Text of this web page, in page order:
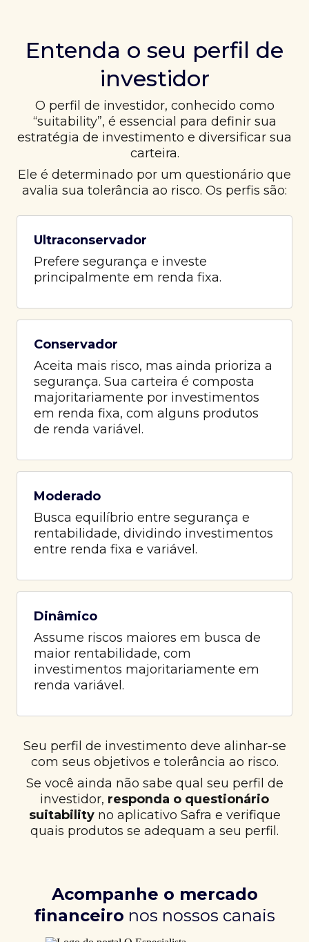
Entenda o seu perfil de
investidor
O perfil de investidor, conhecido como
“suitability”, é essencial para definir sua
estratégia de investimento e diversificar sua
carteira.
Ele é determinado por um questionário que
avalia sua tolerância ao risco. Os perfis são:
Ultraconservador
Prefere segurança e investe
principalmente em renda fixa.
Conservador
Aceita mais risco, mas ainda prioriza a
segurança. Sua carteira é composta
majoritariamente por investimentos
em renda fixa, com alguns produtos
de renda variável.
Moderado
Busca equilíbrio entre segurança e
rentabilidade, dividindo investimentos
entre renda fixa e variável.
Dinâmico
Assume riscos maiores em busca de
maior rentabilidade, com
investimentos majoritariamente em
renda variável.
Seu perfil de investimento deve alinhar-se
com seus objetivos e tolerância ao risco.
Se você ainda não sabe qual seu perfil de
investidor, responda o questionário
suitabilityno aplicativo Safra e verifique
quais produtos se adequam a seu perfil.
Acompanhe o mercado
financeiro nos nossos canais